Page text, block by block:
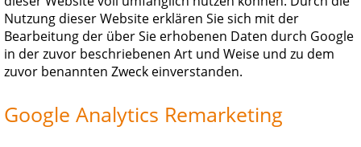
Nutzung dieser Website erklären Sie sich mit der
Bearbeitung der über Sie erhobenen Daten durch Google
in der zuvor beschriebenen Art und Weise und zu dem
zuvor benannten Zweck einverstanden.
Google Analytics Remarketing